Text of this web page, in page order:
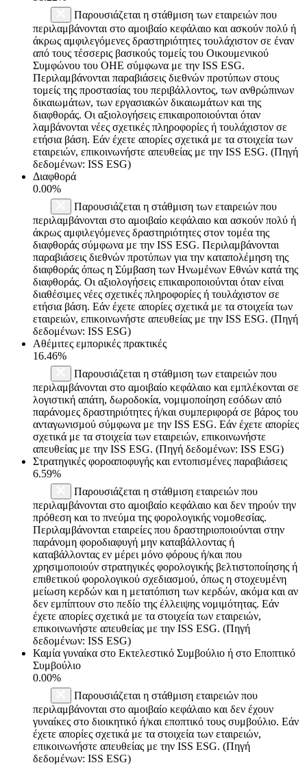
Παρουσιάζεται η στάθμιση των εταιρειών που
περιλαμβάνονται στο αμοιβαίο κεφάλαιο και ασκούν πολύ ή
άκρως αμφιλεγόμενες δραστηριότητες τουλάχιστον σε έναν
από τους τέσσερις βασικούς τομείς του Οικουμενικού
Συμφώνου του ΟΗΕ σύμφωνα με την ISS ESG.
Περιλαμβάνονται παραβιάσεις διεθνών προτύπων στους
τομείς της προστασίας του περιβάλλοντος, των ανθρώπινων
δικαιωμάτων, των εργασιακών δικαιωμάτων και της
διαφθοράς. Οι αξιολογήσεις επικαιροποιούνται όταν
λαμβάνονται νέες σχετικές πληροφορίες ή τουλάχιστον σε
ετήσια βάση. Εάν έχετε απορίες σχετικά με τα στοιχεία των
εταιρειών, επικοινωνήστε απευθείας με την ISS ESG. (Πηγή
δεδομένων: ISS ESG)
Διαφθορά
0.00%
Παρουσιάζεται η στάθμιση των εταιρειών που
περιλαμβάνονται στο αμοιβαίο κεφάλαιο και ασκούν πολύ ή
άκρως αμφιλεγόμενες δραστηριότητες στον τομέα της
διαφθοράς σύμφωνα με την ISS ESG. Περιλαμβάνονται
παραβιάσεις διεθνών προτύπων για την καταπολέμηση της
διαφθοράς όπως η Σύμβαση των Ηνωμένων Εθνών κατά της
διαφθοράς. Οι αξιολογήσεις επικαιροποιούνται όταν είναι
διαθέσιμες νέες σχετικές πληροφορίες ή τουλάχιστον σε
ετήσια βάση. Εάν έχετε απορίες σχετικά με τα στοιχεία των
εταιρειών, επικοινωνήστε απευθείας με την ISS ESG. (Πηγή
δεδομένων: ISS ESG)
Αθέμιτες εμπορικές πρακτικές
16.46%
Παρουσιάζεται η στάθμιση των εταιρειών που
περιλαμβάνονται στο αμοιβαίο κεφάλαιο και εμπλέκονται σε
λογιστική απάτη, δωροδοκία, νομιμοποίηση εσόδων από
παράνομες δραστηριότητες ή/και συμπεριφορά σε βάρος του
ανταγωνισμού σύμφωνα με την ISS ESG. Εάν έχετε απορίες
σχετικά με τα στοιχεία των εταιρειών, επικοινωνήστε
απευθείας με την ISS ESG. (Πηγή δεδομένων: ISS ESG)
Στρατηγικές φοροαποφυγής και εντοπισμένες παραβιάσεις
6.59%
Παρουσιάζεται η στάθμιση εταιρειών που
περιλαμβάνονται στο αμοιβαίο κεφάλαιο και δεν τηρούν την
πρόθεση και το πνεύμα της φορολογικής νομοθεσίας.
Περιλαμβάνονται εταιρείες που δραστηριοποιούνται στην
παράνομη φοροδιαφυγή μην καταβάλλοντας ή
καταβάλλοντας εν μέρει μόνο φόρους ή/και που
χρησιμοποιούν στρατηγικές φορολογικής βελτιστοποίησης ή
επιθετικού φορολογικού σχεδιασμού, όπως η στοχευμένη
μείωση κερδών και η μετατόπιση των κερδών, ακόμα και αν
δεν εμπίπτουν στο πεδίο της έλλειψης νομιμότητας. Εάν
έχετε απορίες σχετικά με τα στοιχεία των εταιρειών,
επικοινωνήστε απευθείας με την ISS ESG. (Πηγή
δεδομένων: ISS ESG)
Καμία γυναίκα στο Εκτελεστικό Συμβούλιο ή στο Εποπτικό
Συμβούλιο
0.00%
Παρουσιάζεται η στάθμιση εταιρειών που
περιλαμβάνονται στο αμοιβαίο κεφάλαιο και δεν έχουν
γυναίκες στο διοικητικό ή/και εποπτικό τους συμβούλιο. Εάν
έχετε απορίες σχετικά με τα στοιχεία των εταιρειών,
επικοινωνήστε απευθείας με την ISS ESG. (Πηγή
δεδομένων: ISS ESG)